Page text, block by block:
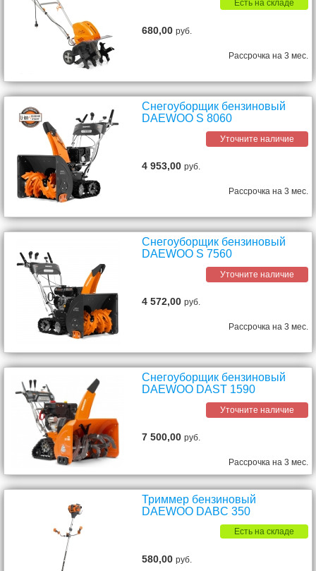
Есть на складе
680,00руб.
Рассрочка на 3 мес.
Снегоуборщик бензиновый
DAEWOO S 8060
Уточните наличие
4 953,00руб.
Рассрочка на 3 мес.
Снегоуборщик бензиновый
DAEWOO S 7560
Уточните наличие
4 572,00руб.
Рассрочка на 3 мес.
Снегоуборщик бензиновый
DAEWOO DAST 1590
Уточните наличие
7 500,00руб.
Рассрочка на 3 мес.
Триммер бензиновый
DAEWOO DABC 350
Есть на складе
580,00руб.